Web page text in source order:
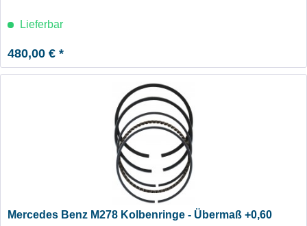
Lieferbar
480,00 € *
Mercedes Benz M278 Kolbenringe - Übermaß +0,60